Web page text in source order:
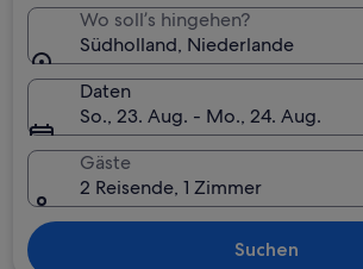
Wo soll’s hingehen?
Südholland, Niederlande
Daten
So., 23. Aug. - Mo., 24. Aug.
Gäste
2 Reisende, 1 Zimmer
Suchen